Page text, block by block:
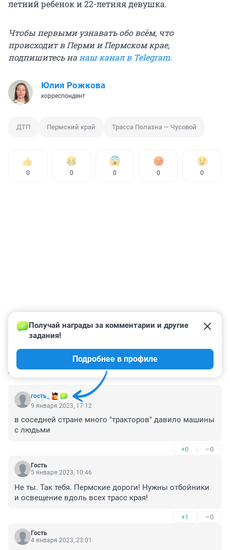
летний ребенок и 22-летняя девушка.
Чтобы первыми узнавать обо всём, что
происходит в Перми и Пермском крае,
подпишитесь нанаш канал в Telegram.
Юлия Рожкова
корреспондент
ДТП Пермский край Трасса Полазна — Чусовой
0 0 0 0 0
КОММЕНТАРИИ 24
гость_
Получай награды за комментарии и другие
задания!
Подробнее в профиле
9 января 2023, 17:12
в соседней стране много "тракторов" давило машины
с людьми
+0 –0
Гость
5 января 2023, 10:46
Не ты. Так тебя. Пермские дороги! Нужны отбойники
и освещение вдоль всех трасс края!
+1 –0
Гость
4 января 2023, 23:01